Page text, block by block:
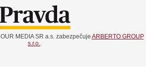
MEDIA SR a.s. zabezpečuje ARBERTO GROUP
s.r.o..